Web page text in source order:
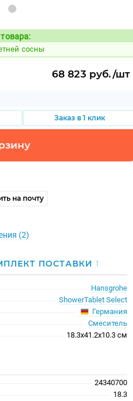
Код:
927847
сосны
68 823 руб./шт
Заказ в 1 клик
на почту
(2)
ПОСТАВКИ 1
Hansgrohe
ShowerTablet Select
Германия
Смеситель
18.3x41.2x10.3 см
24340700
18.3